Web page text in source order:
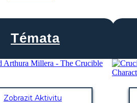
Témata
Zobrazit Aktivitu